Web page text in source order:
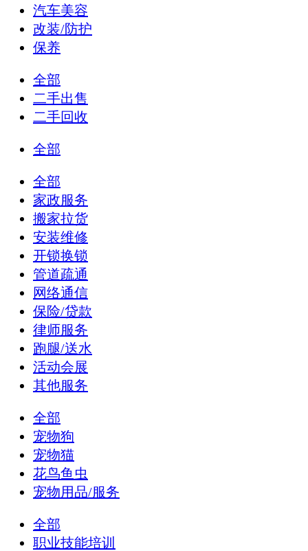
汽车美容
改装/防护
保养
全部
二手出售
二手回收
全部
全部
家政服务
搬家拉货
安装维修
开锁换锁
管道疏通
网络通信
保险/贷款
律师服务
跑腿/送水
活动会展
其他服务
全部
宠物狗
宠物猫
花鸟鱼虫
宠物用品/服务
全部
职业技能培训